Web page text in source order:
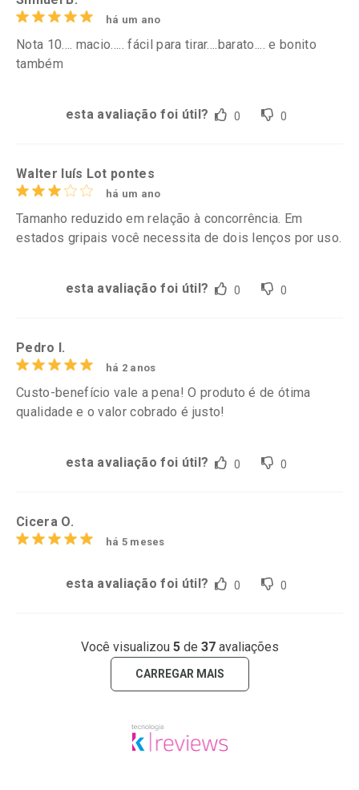
há um ano
Nota 10.... macio..... fácil para tirar....barato.... e bonito
também
esta avaliação foi útil? 0 0
Walter luís Lot pontes
há um ano
Tamanho reduzido em relação à concorrência. Em
estados gripais você necessita de dois lenços por uso.
esta avaliação foi útil? 0 0
Pedro l.
há 2 anos
Custo-benefício vale a pena! O produto é de ótima
qualidade e o valor cobrado é justo!
esta avaliação foi útil? 0 0
Cicera O.
há 5 meses
esta avaliação foi útil? 0 0
Você visualizou 5de 37avaliações
CARREGAR MAIS